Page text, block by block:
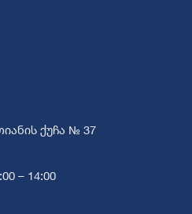
ქუჩა № 37
– 14:00